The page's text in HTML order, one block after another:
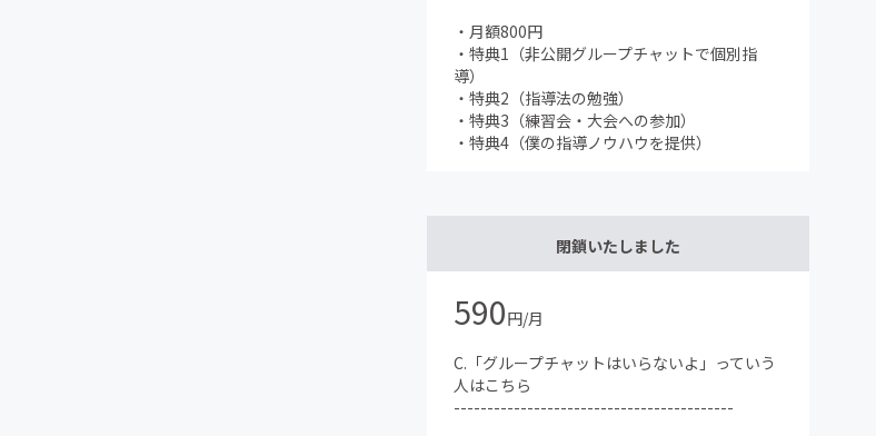
・月額800円
・特典1（非公開グループチャットで個別指
導）
・特典2（指導法の勉強）
・特典3（練習会・大会への参加）
・特典4（僕の指導ノウハウを提供）
閉鎖いたしました
590円/月
C.「グループチャットはいらないよ」っていう
人はこちら
------------------------------------------